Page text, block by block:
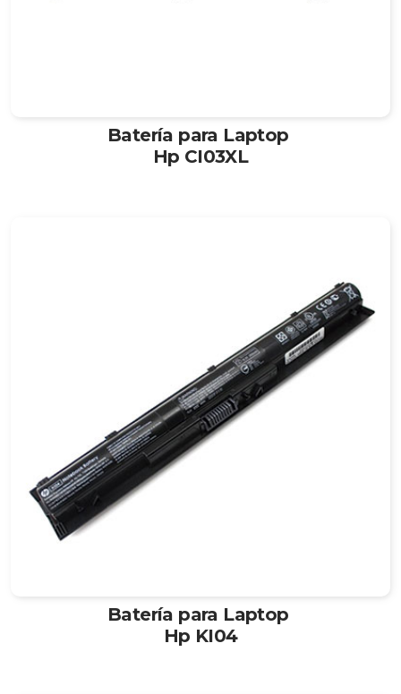
Batería para Laptop
Hp CI03XL
Batería para Laptop
Hp KI04